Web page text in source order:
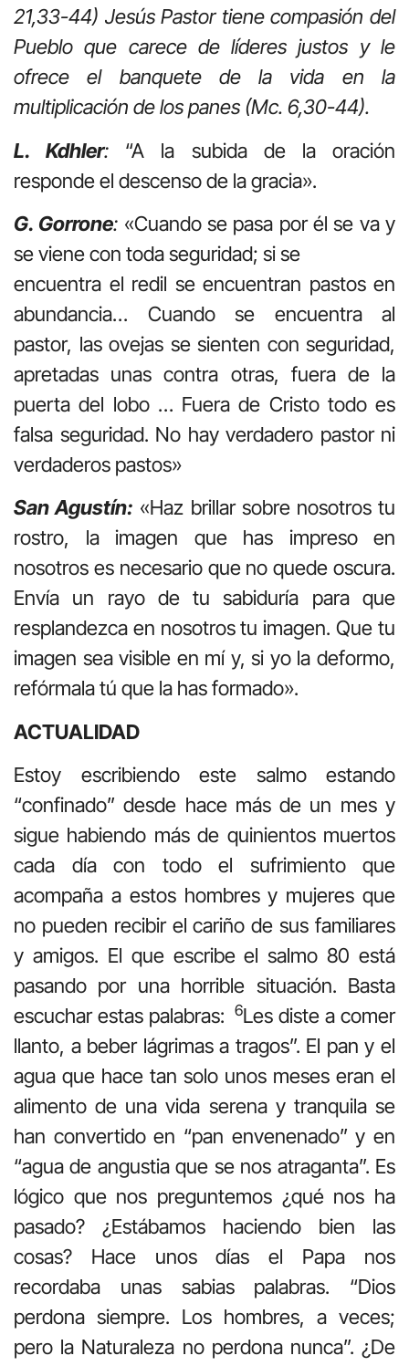
21,33-44) Jesús Pastor tiene compasión del
Pueblo que carece de líderes justos y le
ofrece el banquete de la vida en la
multiplicación de los panes (Mc. 6,30-44).
L. Kdhler: “A la subida de la oración
responde el descenso de la gracia».
G. Gorrone: «Cuando se pasa por él se va y
se viene con toda seguridad; si se
encuentra el redil se encuentran pastos en
abundancia… Cuando se encuentra al
pastor, las ovejas se sienten con seguridad,
apretadas unas contra otras, fuera de la
puerta del lobo … Fuera de Cristo todo es
falsa seguridad. No hay verdadero pastor ni
verdaderos pastos»
San Agustín: «Haz brillar sobre nosotros tu
rostro, la imagen que has impreso en
nosotros es necesario que no quede oscura.
Envía un rayo de tu sabiduría para que
resplandezca en nosotros tu imagen. Que tu
imagen sea visible en mí y, si yo la deformo,
refórmala tú que la has formado».
ACTUALIDAD
Estoy escribiendo este salmo estando
“confinado” desde hace más de un mes y
sigue habiendo más de quinientos muertos
cada día con todo el sufrimiento que
acompaña a estos hombres y mujeres que
no pueden recibir el cariño de sus familiares
y amigos. El que escribe el salmo 80 está
pasando por una horrible situación. Basta
escuchar estas palabras:6Les diste a comer
llanto, a beber lágrimas a tragos”. El pan y el
agua que hace tan solo unos meses eran el
alimento de una vida serena y tranquila se
han convertido en “pan envenenado” y en
“agua de angustia que se nos atraganta”. Es
lógico que nos preguntemos ¿qué nos ha
pasado? ¿Estábamos haciendo bien las
cosas? Hace unos días el Papa nos
recordaba unas sabias palabras. “Dios
perdona siempre. Los hombres, a veces;
pero la Naturaleza no perdona nunca”. ¿De